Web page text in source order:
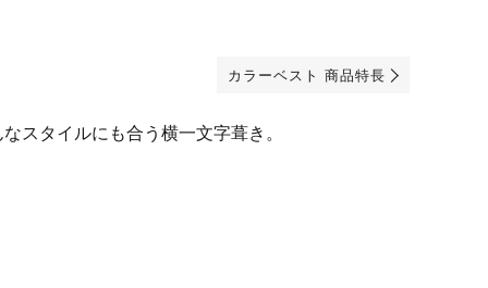
カラーベスト 商品特長
スタイルにも合う横一文字葺き。